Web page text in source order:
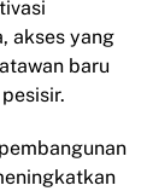
akses yang
baru